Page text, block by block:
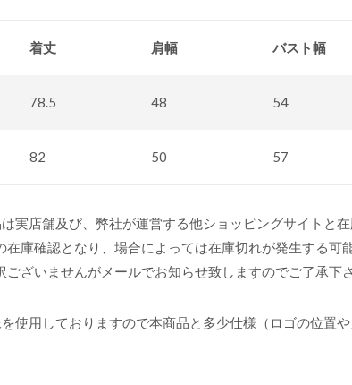
着丈 肩幅 バスト幅
78.5 48 54
82 50 57
実店舗及び、弊社が運営する他ショッピングサイトと在
在庫確認となり、場合によっては在庫切れが発生する可
ございませんがメールでお知らせ致しますのでご了承下さ
使用しておりますので本商品と多少仕様（ロゴの位置